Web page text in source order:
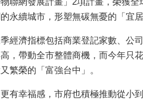
永續城市，形塑無碳無憂的「宜居
經濟指標包括商業登記家數、公
，帶動全市整體商機，而今年只
繁榮的「富強台中」。
有幸福感，市府也積極推動從小